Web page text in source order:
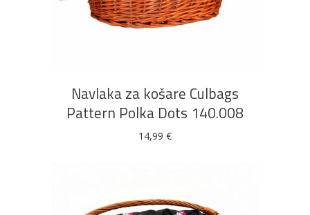
DODAJ U KOŠARICU
Navlaka za košare Culbags
Pattern Polka Dots 140.008
14,99 €